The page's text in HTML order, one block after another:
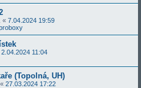
« 7.04.2024 19:59
2.04.2024 11:04
(Topolná, UH)
« 27.03.2024 17:22